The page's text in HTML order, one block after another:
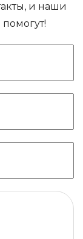
и наши